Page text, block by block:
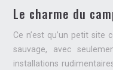
Le charme du
Ce n’est qu’un petit
sauvage, avec
installations